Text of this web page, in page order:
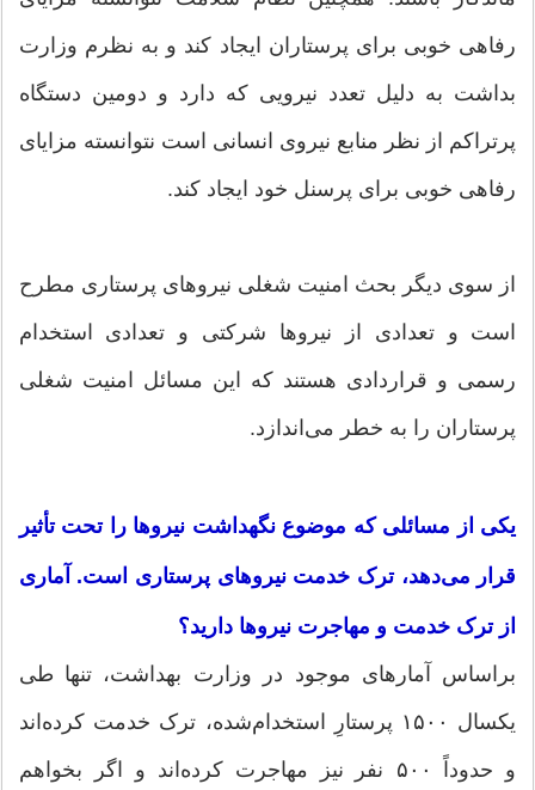
رفاهی خوبی برای پرستاران ایجاد کند و به نظرم وزارت
بداشت به دلیل تعدد نیرویی که دارد و دومین دستگاه
پرتراکم از نظر منابع نیروی انسانی است نتوانسته مزایای
رفاهی خوبی برای پرسنل خود ایجاد کند.
از سوی دیگر بحث امنیت شغلی نیرو‌های پرستاری مطرح
است و تعدادی از نیرو‌ها شرکتی و تعدادی استخدام
رسمی و قراردادی هستند که این مسائل امنیت شغلی
پرستاران را به خطر می‌اندازد.
یکی از مسائلی که موضوع نگهداشت نیرو‌ها را تحت تأثیر
قرار می‌دهد، ترک خدمت نیرو‌های پرستاری است. آماری
از ترک خدمت و مهاجرت نیرو‌ها دارید؟
براساس آمار‌های موجود در وزارت بهداشت، تنها طی
یکسال ۱۵۰۰ پرستارِ استخدام‌شده، ترک خدمت کرده‌اند
و حدوداً ۵۰۰ نفر نیز مهاجرت کرده‌اند و اگر بخواهم